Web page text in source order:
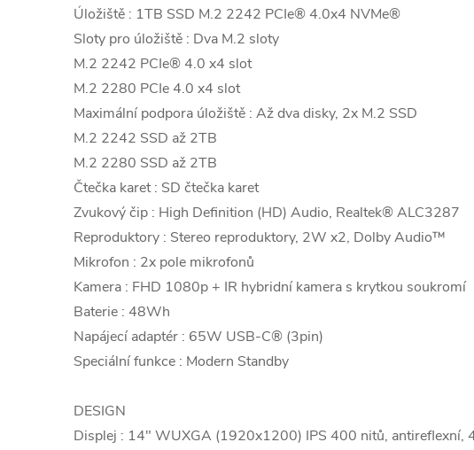
Úložiště : 1TB SSD M.2 2242 PCIe® 4.0x4 NVMe®
Sloty pro úložiště : Dva M.2 sloty
M.2 2242 PCIe® 4.0 x4 slot
M.2 2280 PCIe 4.0 x4 slot
Maximální podpora úložiště : Až dva disky, 2x M.2 SSD
M.2 2242 SSD až 2TB
M.2 2280 SSD až 2TB
Čtečka karet : SD čtečka karet
Zvukový čip : High Definition (HD) Audio, Realtek® ALC3287
Reproduktory : Stereo reproduktory, 2W x2, Dolby Audio™
Mikrofon : 2x pole mikrofonů
Kamera : FHD 1080p + IR hybridní kamera s krytkou soukromí
Baterie : 48Wh
Napájecí adaptér : 65W USB-C® (3pin)
Speciální funkce : Modern Standby
DESIGN
Displej : 14" WUXGA (1920x1200) IPS 400 nitů, antireflexní,